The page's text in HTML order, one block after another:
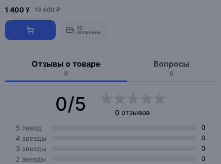
1 400 ¥ 19 600 ₽
10
оплачено
Отзывы о товаре
0
Вопросы
0
0/5
0 отзывов
5 звезд
0
4 звезды 0
3 звезды 0
2 звезды 0